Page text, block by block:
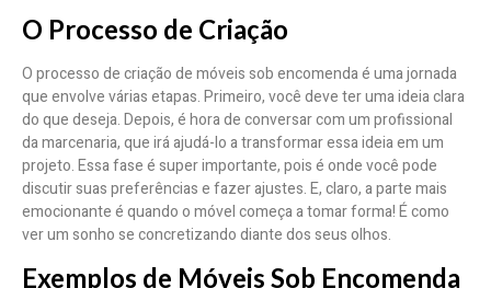
O Processo de Criação
O processo de criação de móveis sob encomenda é uma jornada
que envolve várias etapas. Primeiro, você deve ter uma ideia clara
do que deseja. Depois, é hora de conversar com um profissional
da marcenaria, que irá ajudá-lo a transformar essa ideia em um
projeto. Essa fase é super importante, pois é onde você pode
discutir suas preferências e fazer ajustes. E, claro, a parte mais
emocionante é quando o móvel começa a tomar forma! É como
ver um sonho se concretizando diante dos seus olhos.
Exemplos de Móveis Sob Encomenda